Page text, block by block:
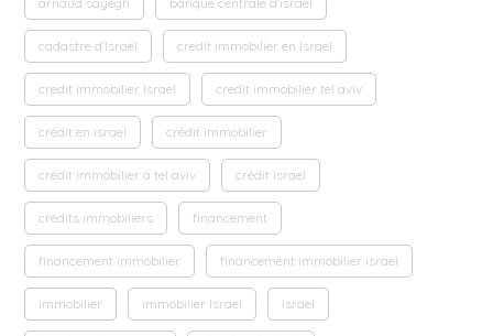
cadastre d'Israël credit immobilier en Israel
credit immobilier Israel credit immobilier tel aviv
crédit en israel crédit immobilier
crédit immobilier à tel aviv crédit israel
crédits immobiliers financement
financement immobilier financement immobilier israel
immobilier immobilier Israel israel